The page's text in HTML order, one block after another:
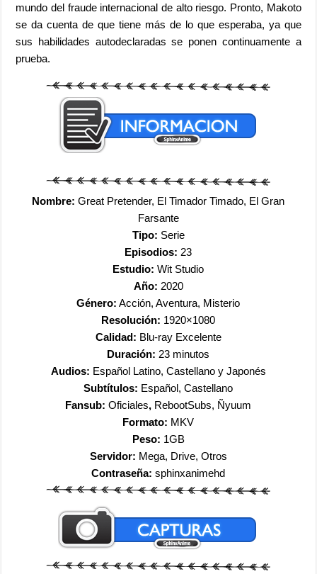
mundo del fraude internacional de alto riesgo. Pronto, Makoto
se da cuenta de que tiene más de lo que esperaba, ya que
sus habilidades autodeclaradas se ponen continuamente a
prueba.
Nombre: Great Pretender, El Timador Timado, El Gran
Farsante
Tipo: Serie
Episodios: 23
Estudio:Wit Studio
Año: 2020
Género: Acción, Aventura, Misterio
Resolución: 1920×1080
Calidad: Blu-ray Excelente
Duración: 23 minutos
Audios: Español Latino, Castellano y Japonés
Subtítulos: Español, Castellano
Fansub:Oficiales, RebootSubs, Ñyuum
Formato: MKV
Peso: 1GB
Servidor: Mega, Drive, Otros
Contraseña:sphinxanimehd